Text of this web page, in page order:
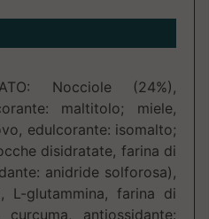
Nocciole (24%),
maltitolo; miele,
edulcorante: isomalto;
disidratate, farina di
anidride solforosa),
L-glutammina, farina di
antiossidante: